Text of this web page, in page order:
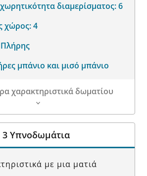
διαμερίσματος:6
χώρος:4
Πλήρης
μπάνιο και μισό μπάνιο
χαρακτηριστικά δωματίου
3 Υπνοδωμάτια
με μια ματιά